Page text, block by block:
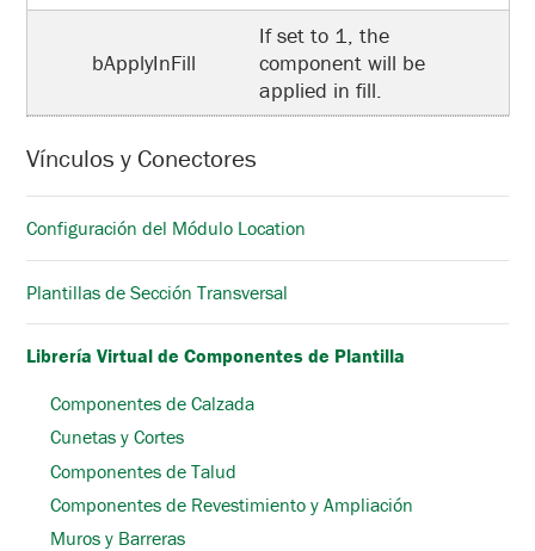
bApplyInFill
If set to 1, the
component will be
applied in fill.
Vínculos y Conectores
Configuración del Módulo Location
Plantillas de Sección Transversal
Librería Virtual de Componentes de Plantilla
Componentes de Calzada
Cunetas y Cortes
Componentes de Talud
Componentes de Revestimiento y Ampliación
Muros y Barreras